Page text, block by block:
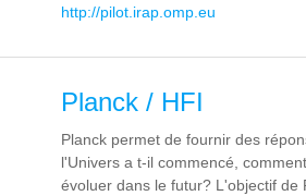
http://pilot.irap.omp.eu
Planck / HFI
Planck permet de fournir des
l'Univers a t-il commencé,
évoluer dans le futur? L'objectif de